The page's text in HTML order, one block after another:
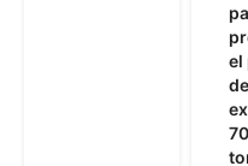
el
de
70